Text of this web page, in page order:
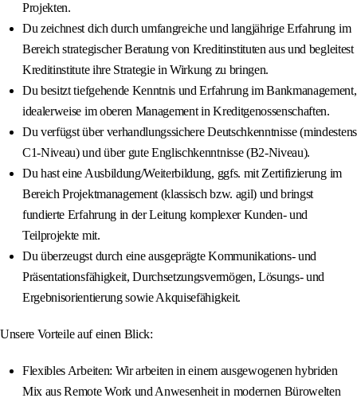
Projekten.
Du zeichnest dich durch umfangreiche und langjährige Erfahrung im
Bereich strategischer Beratung von Kreditinstituten aus und begleitest
Kreditinstitute ihre Strategie in Wirkung zu bringen.
Du besitzt tiefgehende Kenntnis und Erfahrung im Bankmanagement,
idealerweise im oberen Management in Kreditgenossenschaften.
Du verfügst über verhandlungssichere Deutschkenntnisse (mindestens
C1-Niveau) und über gute Englischkenntnisse (B2-Niveau).
Du hast eine Ausbildung/Weiterbildung, ggfs. mit Zertifizierung im
Bereich Projektmanagement (klassisch bzw. agil) und bringst
fundierte Erfahrung in der Leitung komplexer Kunden- und
Teilprojekte mit.
Du überzeugst durch eine ausgeprägte Kommunikations- und
Präsentationsfähigkeit, Durchsetzungsvermögen, Lösungs- und
Ergebnisorientierung sowie Akquisefähigkeit.
Unsere Vorteile auf einen Blick:
Flexibles Arbeiten: Wir arbeiten in einem ausgewogenen hybriden
Mix aus Remote Work und Anwesenheit in modernen Bürowelten